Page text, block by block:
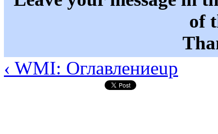
of
‹ WMI: Оглавлениеup